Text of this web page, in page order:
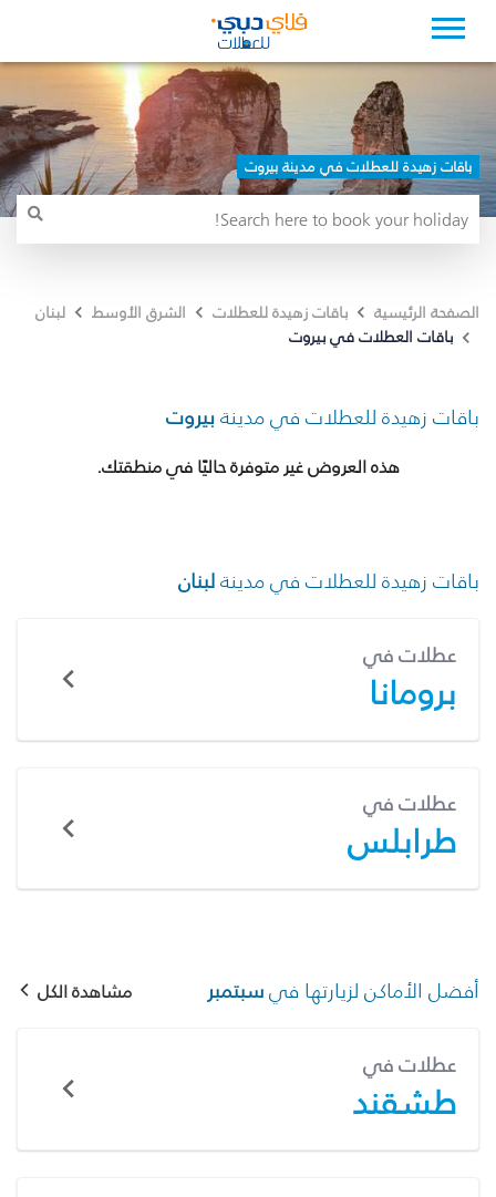
باقات زهيدة للعطلات في مدينة بيروت
الصفحة الرئيسية باقات زهيدة للعطلات الشرق الأوسط
لبنان
باقات العطلات في بيروت
باقات زهيدة للعطلات في مدينة بيروت
هذه العروض غير متوفرة حاليًا في منطقتك.
باقات زهيدة للعطلات في مدينةلبنان
عطلات في
برومانا
عطلات في
طرابلس
أفضل الأماكن لزيارتها فيسبتمبر مشاهدة الكل
عطلات في
طشقند